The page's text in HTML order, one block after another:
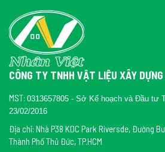
CÔNG TY TNHH VẬT LIỆU XÂY
MST: 0313657805 - Sở Kế hoạch và Đầu tư
23/02/2016
Địa chỉ: Nhà P38 KDC Park Riversde, Đường
Thành Phố Thủ Đức, TP.HCM